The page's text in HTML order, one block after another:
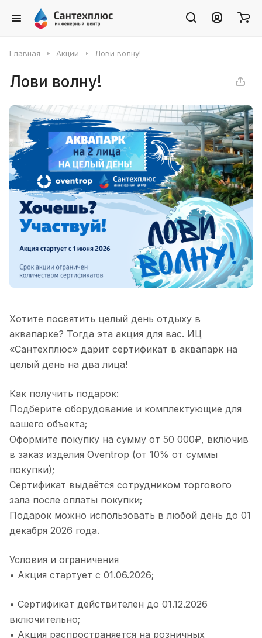
Главная Акции Лови волну!
Лови волну!
Хотите посвятить целый день отдыху в
аквапарке? Тогда эта акция для вас. ИЦ
«Сантехплюс» дарит сертификат в аквапарк на
целый день на два лица!
Как получить подарок:
Подберите оборудование и комплектующие для
вашего объекта;
Оформите покупку на сумму от 50 000₽, включив
в заказ изделия Oventrop (от 10% от суммы
покупки);
Сертификат выдаётся сотрудником торгового
зала после оплаты покупки;
Подарок можно использовать в любой день до 01
декабря 2026 года.
Условия и ограничения
• Акция стартует с 01.06.2026;
• Сертификат действителен до 01.12.2026
включительно;
• Акция распространяется на розничных